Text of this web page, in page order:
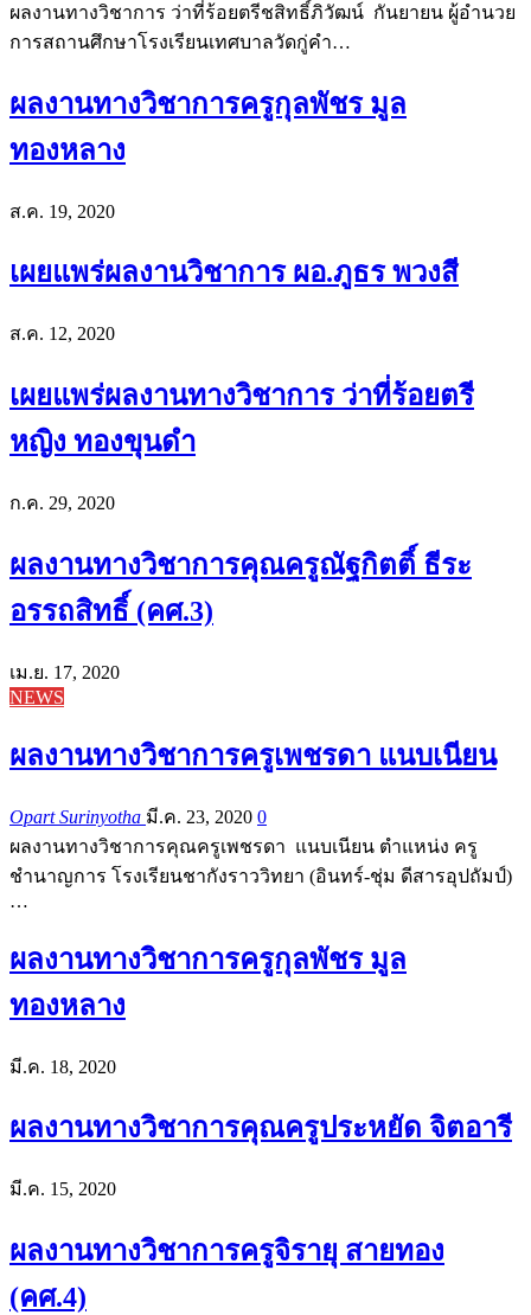
ผลงานทางวิชาการ ว่าที่ร้อยตรีชสิทธิ์ภิวัฒน์ กันยายน ผู้อำนวย
การสถานศึกษาโรงเรียนเทศบาลวัดกู่คำ…
ผลงานทางวิชาการครูกุลพัชร มูล
ทองหลาง
ส.ค. 19, 2020
เผยแพร่ผลงานวิชาการ ผอ.ภูธร พวงสี
ส.ค. 12, 2020
เผยแพร่ผลงานทางวิชาการ ว่าที่ร้อยตรี
หญิง ทองขุนดำ
ก.ค. 29, 2020
ผลงานทางวิชาการคุณครูณัฐกิตติ์ ธีระ
อรรถสิทธิ์ (คศ.3)
เม.ย. 17, 2020
NEWS
ผลงานทางวิชาการครูเพชรดา แนบเนียน
Opart Surinyotha มี.ค. 23, 2020 0
ผลงานทางวิชาการคุณครูเพชรดา แนบเนียน ตำแหน่ง ครู
ชำนาญการ โรงเรียนชากังราววิทยา (อินทร์-ชุ่ม ดีสารอุปถัมป์)
…
ผลงานทางวิชาการครูกุลพัชร มูล
ทองหลาง
มี.ค. 18, 2020
ผลงานทางวิชาการคุณครูประหยัด จิตอารี
มี.ค. 15, 2020
ผลงานทางวิชาการครูจิรายุ สายทอง
(คศ.4)